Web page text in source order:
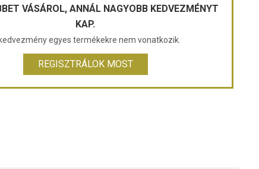
VÁSÁROL, ANNÁL NAGYOBB KEDVEZMÉNYT
KAP.
egyes termékekre nem vonatkozik.
REGISZTRÁLOK MOST